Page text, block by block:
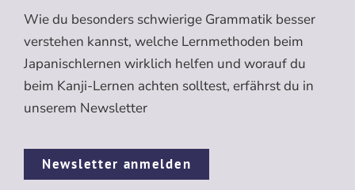
Wie du besonders schwierige Grammatik besser
verstehen kannst, welche Lernmethoden beim
Japanischlernen wirklich helfen und worauf du
beim Kanji-Lernen achten solltest, erfährst du in
unserem Newsletter
Newsletter anmelden